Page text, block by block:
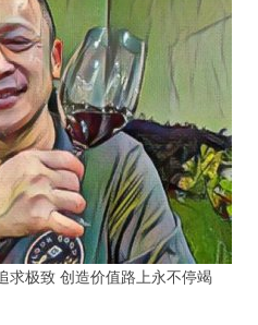
求极致 创造价值路上永不停竭